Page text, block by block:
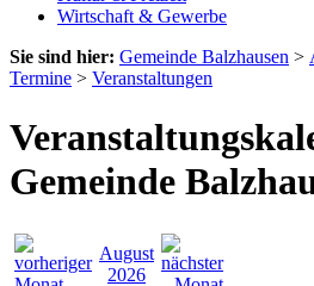
Wirtschaft & Gewerbe
Sie sind hier: Gemeinde Balzhausen >
Termine > Veranstaltungen
Gemeinde
August
2026